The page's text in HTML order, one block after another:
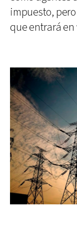
impuesto,
que entrará